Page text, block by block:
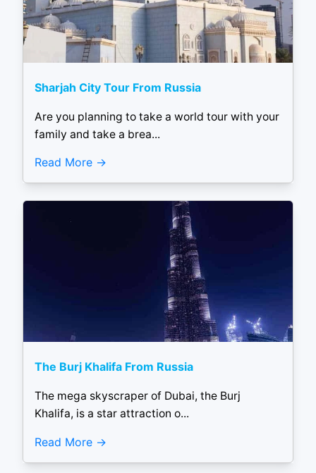
Sharjah City Tour From Russia
Are you planning to take a world tour with your
family and take a brea...
Read More
The Burj Khalifa From Russia
The mega skyscraper of Dubai, the Burj
Khalifa, is a star attraction o...
Read More